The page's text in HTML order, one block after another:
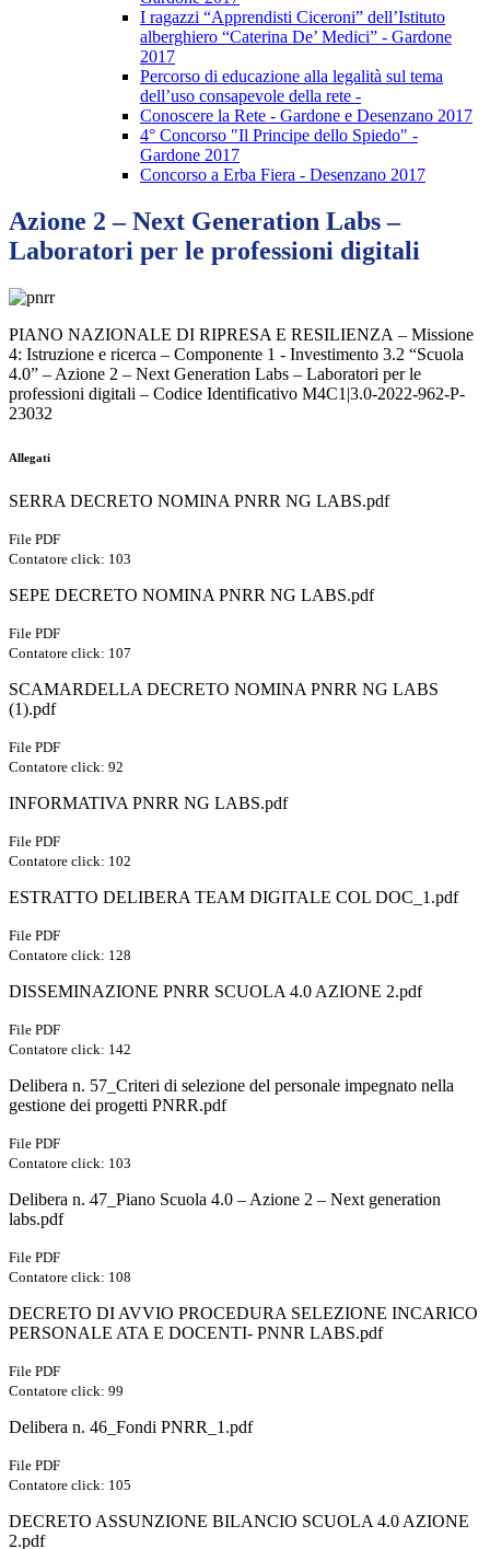
I ragazzi “Apprendisti Ciceroni” dell’Istituto
alberghiero “Caterina De’ Medici” - Gardone
2017
Percorso di educazione alla legalità sul tema
dell’uso consapevole della rete -
Conoscere la Rete - Gardone e Desenzano 2017
4° Concorso "Il Principe dello Spiedo" -
Gardone 2017
Concorso a Erba Fiera - Desenzano 2017
Azione 2 – Next Generation Labs –
Laboratori per le professioni digitali
PIANO NAZIONALE DI RIPRESA E RESILIENZA – Missione
4: Istruzione e ricerca – Componente 1 - Investimento 3.2 “Scuola
4.0” – Azione 2 – Next Generation Labs – Laboratori per le
professioni digitali – Codice Identificativo M4C1|3.0-2022-962-P-
23032
Allegati
SERRA DECRETO NOMINA PNRR NG LABS.pdf
File PDF
Contatore click: 103
SEPE DECRETO NOMINA PNRR NG LABS.pdf
File PDF
Contatore click: 107
SCAMARDELLA DECRETO NOMINA PNRR NG LABS
(1).pdf
File PDF
Contatore click: 92
INFORMATIVA PNRR NG LABS.pdf
File PDF
Contatore click: 102
ESTRATTO DELIBERA TEAM DIGITALE COL DOC_1.pdf
File PDF
Contatore click: 128
DISSEMINAZIONE PNRR SCUOLA 4.0 AZIONE 2.pdf
File PDF
Contatore click: 142
Delibera n. 57_Criteri di selezione del personale impegnato nella
gestione dei progetti PNRR.pdf
File PDF
Contatore click: 103
Delibera n. 47_Piano Scuola 4.0 – Azione 2 – Next generation
labs.pdf
File PDF
Contatore click: 108
DECRETO DI AVVIO PROCEDURA SELEZIONE INCARICO
PERSONALE ATA E DOCENTI- PNNR LABS.pdf
File PDF
Contatore click: 99
Delibera n. 46_Fondi PNRR_1.pdf
File PDF
Contatore click: 105
DECRETO ASSUNZIONE BILANCIO SCUOLA 4.0 AZIONE
2.pdf